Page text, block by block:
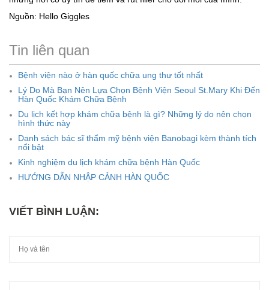
Nguồn: Hello Giggles
Tin liên quan
Bệnh viện nào ở hàn quốc chữa ung thư tốt nhất
Lý Do Mà Bạn Nên Lựa Chọn Bệnh Viện Seoul St.Mary Khi Đến
Hàn Quốc Khám Chữa Bệnh
Du lịch kết hợp khám chữa bệnh là gì? Những lý do nên chọn
hình thức này
Danh sách bác sĩ thẩm mỹ bệnh viện Banobagi kèm thành tích
nổi bật
Kinh nghiệm du lịch khám chữa bệnh Hàn Quốc
HƯỚNG DẪN NHẬP CẢNH HÀN QUỐC
VIẾT BÌNH LUẬN: